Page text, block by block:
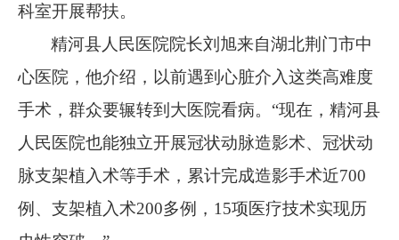
科室开展帮扶。
精河县人民医院院长刘旭来自湖北荆门市中
心医院，他介绍，以前遇到心脏介入这类高难度
手术，群众要辗转到大医院看病。 “现在，精河县
人民医院也能独立开展冠状动脉造影术、冠状动
脉支架植入术等手术，累计完成造影手术近700
例、支架植入术200多例， 15项医疗技术实现历